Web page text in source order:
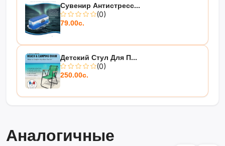
Сувенир Антистресс...
(0)
79.00с.
Детский Стул Для П...
(0)
250.00с.
Аналогичные